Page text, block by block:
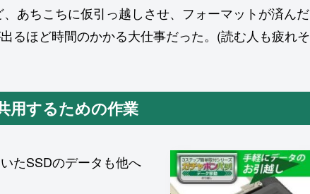
あちこちに仮引っ越しさせ、フォーマットが済んだ
るほど時間のかかる大仕事だった。(読む人も疲れそ
用するための作業
たSSDのデータも他へ